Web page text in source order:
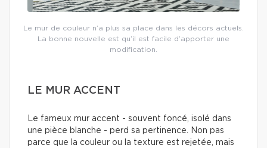
Le mur de couleur n’a plus sa place dans les décors actuels.
La bonne nouvelle est qu’il est facile d’apporter une
modification.
LE MUR ACCENT
Le fameux mur accent - souvent foncé, isolé dans
une pièce blanche - perd sa pertinence. Non pas
parce que la couleur ou la texture est rejetée, mais